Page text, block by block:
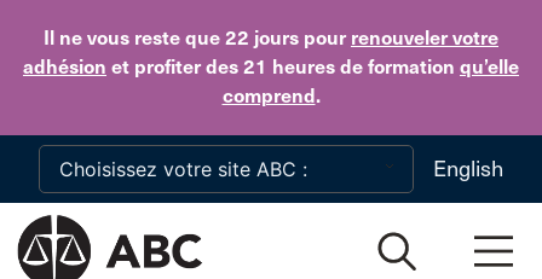
Il ne vous reste que 22 jours pour renouveler votre
adhésion et profiter des 21 heures de formation qu’elle
comprend.
Skip to main content
English